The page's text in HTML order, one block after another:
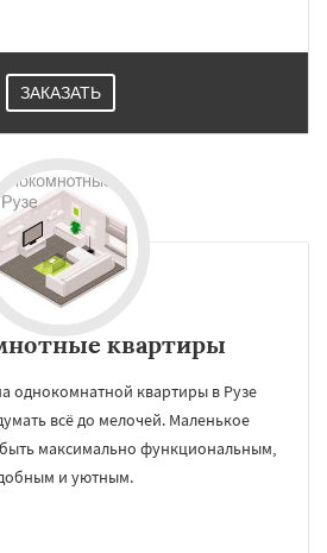
ЗАКАЗАТЬ
квартиры
однокомнатной квартиры в Рузе
всё до мелочей. Маленькое
максимально функциональным,
и уютным.